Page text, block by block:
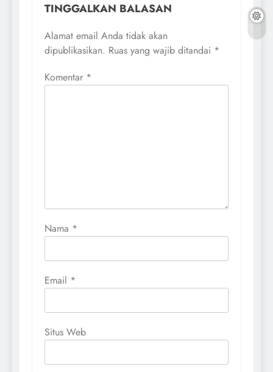
TINGGALKAN BALASAN
Alamat email Anda tidak akan
dipublikasikan. Ruas yang wajib ditandai *
Komentar *
Nama *
Email *
Situs Web